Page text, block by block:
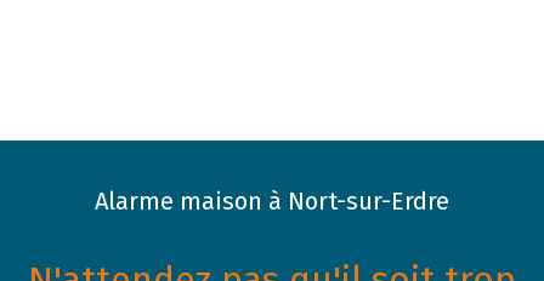
Alarme maison à Nort-sur-Erdre